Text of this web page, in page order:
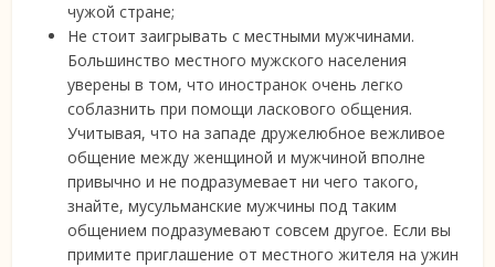
чужой стране;
Не стоит заигрывать с местными мужчинами.
Большинство местного мужского населения
уверены в том, что иностранок очень легко
соблазнить при помощи ласкового общения.
Учитывая, что на западе дружелюбное вежливое
общение между женщиной и мужчиной вполне
привычно и не подразумевает ни чего такого,
знайте, мусульманские мужчины под таким
общением подразумевают совсем другое. Если вы
примите приглашение от местного жителя на ужин